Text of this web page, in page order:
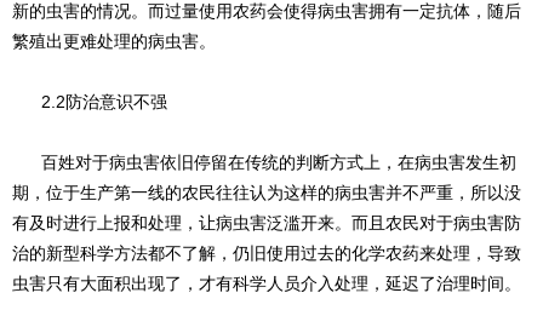
新的虫害的情况。而过量使用农药会使得病虫害拥有一定抗体，随后
繁殖出更难处理的病虫害。
2.2防治意识不强
百姓对于病虫害依旧停留在传统的判断方式上，在病虫害发生初
期，位于生产第一线的农民往往认为这样的病虫害并不严重，所以没
有及时进行上报和处理，让病虫害泛滥开来。而且农民对于病虫害防
治的新型科学方法都不了解，仍旧使用过去的化学农药来处理，导致
虫害只有大面积出现了，才有科学人员介入处理，延迟了治理时间。